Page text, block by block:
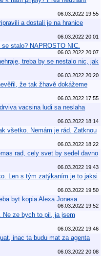
06.03.2022 19:55
a dostali je na hranice
06.03.2022 20:01
stalo? NAPROSTO NIC.
06.03.2022 20:07
treba by se nestalo nic, jak
06.03.2022 20:20
že tak žhavě dokážeme
06.03.2022 17:55
vacsina ludi sa neslaha
06.03.2022 18:14
všetko. Nemám je rád. Zatknou
06.03.2022 18:22
rad, cely svet by sedel davno
06.03.2022 19:43
Len s tým zatýkaním je to jaksi
06.03.2022 19:50
byt kopia Alexa Jonesa.
06.03.2022 19:52
Ne ze bych to pil, ja jsem
06.03.2022 19:46
inac ta budu mat za agenta
06.03.2022 20:08